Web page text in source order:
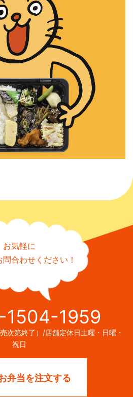
お気軽に
合わせください！
1504-1959
次第終了）/店舗定休日土曜・日曜・
祝日
弁当を注文する